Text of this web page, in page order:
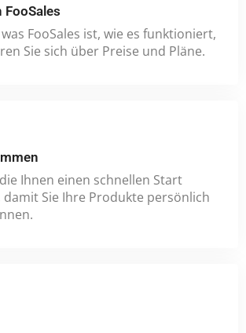
FooSales
FooSales ist, wie es funktioniert,
Sie sich über Preise und Pläne.
Ihnen einen schnellen Start
Sie Ihre Produkte persönlich